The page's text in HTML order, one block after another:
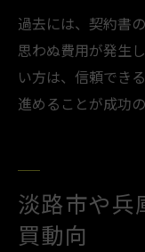
過去には、契約書
思わぬ費用が発生
い方は、信頼でき
進めることが成功の
淡路市や兵
買動向